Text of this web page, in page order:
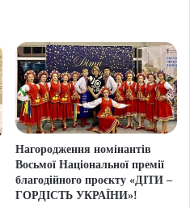
Нагородження номінантів
Восьмої Національної премії
благодійного проєкту «ДІТИ –
ГОРДІСТЬ УКРАЇНИ»!